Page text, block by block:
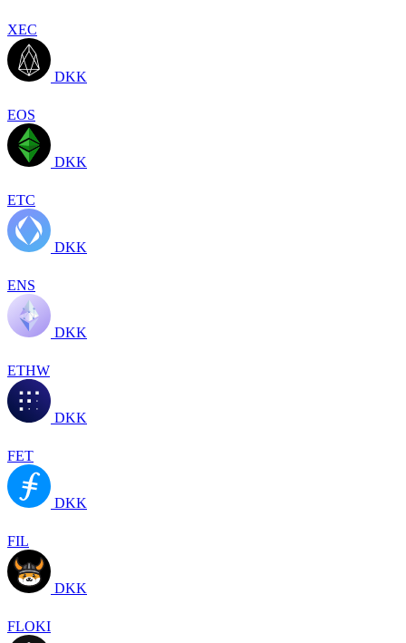
XEC
DKK
EOS
DKK
ETC
DKK
ENS
DKK
ETHW
DKK
FET
DKK
FIL
DKK
FLOKI